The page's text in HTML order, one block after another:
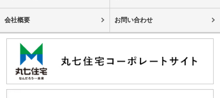
会社概要 お問い合わせ